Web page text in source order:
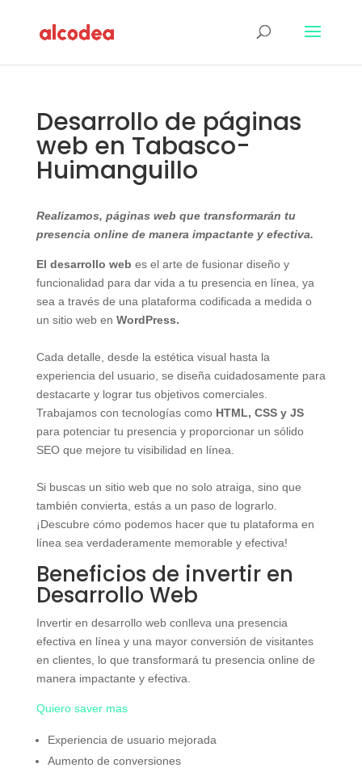
Desarrollo de páginas
web en Tabasco-
Huimanguillo
Realizamos, páginas web que transformarán tu
presencia online de manera impactante y efectiva.
El desarrollo web es el arte de fusionar diseño y
funcionalidad para dar vida a tu presencia en línea, ya
sea a través de una plataforma codificada a medida o
un sitio web en WordPress.
Cada detalle, desde la estética visual hasta la
experiencia del usuario, se diseña cuidadosamente para
destacarte y lograr tus objetivos comerciales.
Trabajamos con tecnologías como HTML, CSS y JS
para potenciar tu presencia y proporcionar un sólido
SEO que mejore tu visibilidad en línea.
Si buscas un sitio web que no solo atraiga, sino que
también convierta, estás a un paso de lograrlo.
¡Descubre cómo podemos hacer que tu plataforma en
línea sea verdaderamente memorable y efectiva!
Beneficios de invertir en
Desarrollo Web
Invertir en desarrollo web conlleva una presencia
efectiva en línea y una mayor conversión de visitantes
en clientes, lo que transformará tu presencia online de
manera impactante y efectiva.
Quiero saver mas
Experiencia de usuario mejorada
Aumento de conversiones